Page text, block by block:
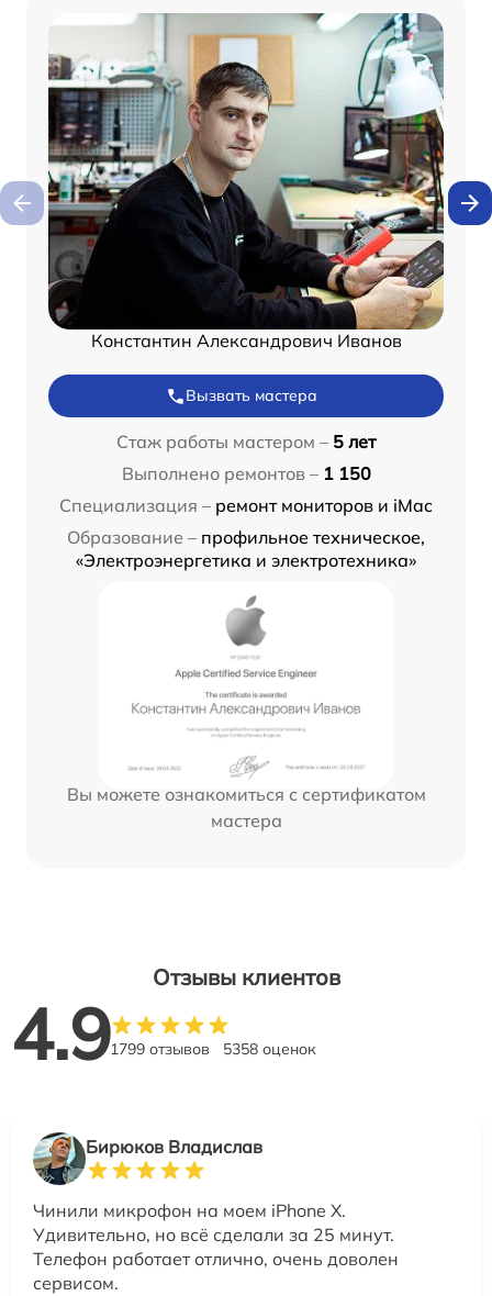
Константин Александрович Иванов
Вызвать мастера
Стаж работы мастером – 5 лет
Выполнено ремонтов – 1 150
Специализация – ремонт мониторов и iMac
Образование – профильное техническое,
«Электроэнергетика и электротехника»
Вы можете ознакомиться с сертификатом
мастера
Отзывы клиентов
4.91799 отзывов 5358 оценок
Бирюков Владислав
Чинили микрофон на моем iPhone X.
Удивительно, но всё сделали за 25 минут.
Телефон работает отлично, очень доволен
сервисом.